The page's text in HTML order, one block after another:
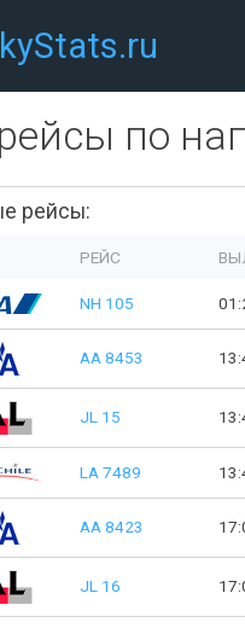
по
рейсы:
РЕЙС
NH 105
AA 8453
JL 15
LA 7489
AA 8423
JL 16